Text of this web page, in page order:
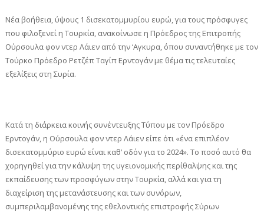
Νέα βοήθεια, ύψους 1 δισεκατομμυρίου ευρώ, για τους πρόσφυγες
που φιλοξενεί η Τουρκία, ανακοίνωσε η Πρόεδρος της Επιτροπής
Ούρσουλα φον ντερ Λάιεν από την ‘Αγκυρα, όπου συναντήθηκε με τον
Τούρκο Πρόεδρο Ρετζέπ Ταγίπ Ερντογάν με θέμα τις τελευταίες
εξελίξεις στη Συρία.
Κατά τη διάρκεια κοινής συνέντευξης Τύπου με τον Πρόεδρο
Ερντογάν, η Ούρσουλα φον ντερ Λάιεν είπε ότι «ένα επιπλέον
δισεκατομμύριο ευρώ είναι καθ’ οδόν για το 2024». Το ποσό αυτό θα
χορηγηθεί για την κάλυψη της υγειονομικής περίθαλψης και της
εκπαίδευσης των προσφύγων στην Τουρκία, αλλά και για τη
διαχείριση της μετανάστευσης και των συνόρων,
συμπεριλαμβανομένης της εθελοντικής επιστροφής Σύρων